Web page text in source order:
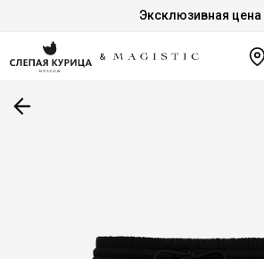
Эксклюзивная цена